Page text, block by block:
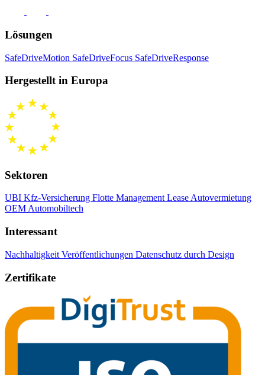
Lösungen
SafeDriveMotion SafeDriveFocus SafeDriveResponse
Hergestellt in Europa
Sektoren
UBI Kfz-Versicherung Flotte ManagementLease Autovermietung
OEM Automobiltech
Interessant
Nachhaltigkeit Veröffentlichungen Datenschutz durch Design
Zertifikate